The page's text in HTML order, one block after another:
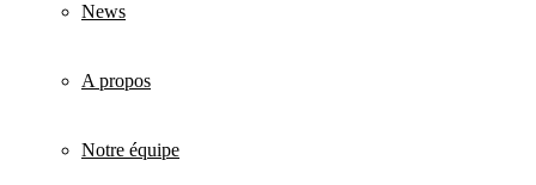
News
A propos
Notre équipe